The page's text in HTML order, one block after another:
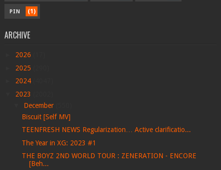
PIN (1)
ARCHIVE
2026
2025
2024
2023
December
Biscuit [Self MV]
TEENFRESH NEWS Regularization… Active clarificatio...
The Year in XG: 2023 #1
THE BOYZ 2ND WORLD TOUR : ZENERATION - ENCORE
[Beh...